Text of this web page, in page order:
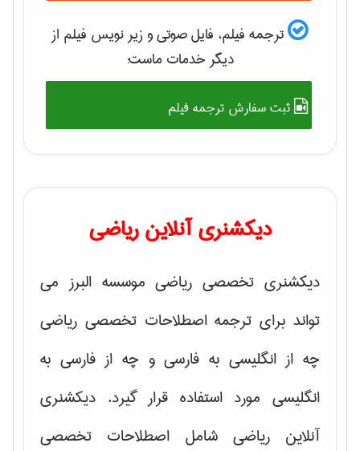
ترجمه فیلم، فایل صوتی و زیر نویس فیلم از
دیگر خدمات ماست:
ثبت سفارش ترجمه فیلم
دیکشنری آنلاین ریاضی
دیکشنری تخصصی ریاضی موسسه البرز می
تواند برای ترجمه اصطلاحات تخصصی ریاضی
چه از انگلیسی به فارسی و چه از فارسی به
انگلیسی مورد استفاده قرار گیرد. دیکشنری
آنلاین ریاضی شامل اصطلاحات تخصصی